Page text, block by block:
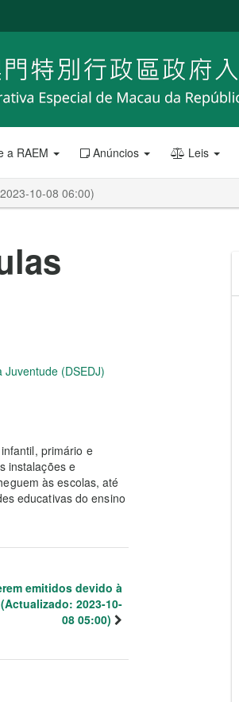
a RAEM Anúncios Leis
10-08 06:00)
(DSEDJ)
primário e
instalações e
às escolas, até
educativas do ensino
emitidos devido à
2023-10-
08 05:00)